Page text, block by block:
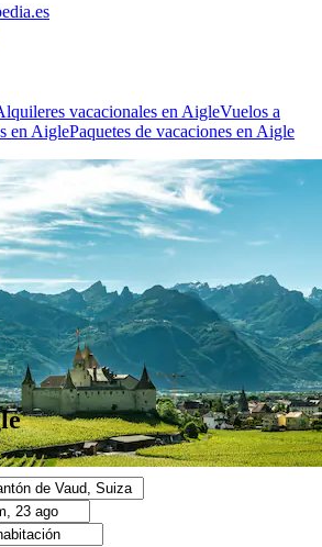
vacacionales en AigleVuelos a
en AiglePaquetes de vacaciones en Aigle